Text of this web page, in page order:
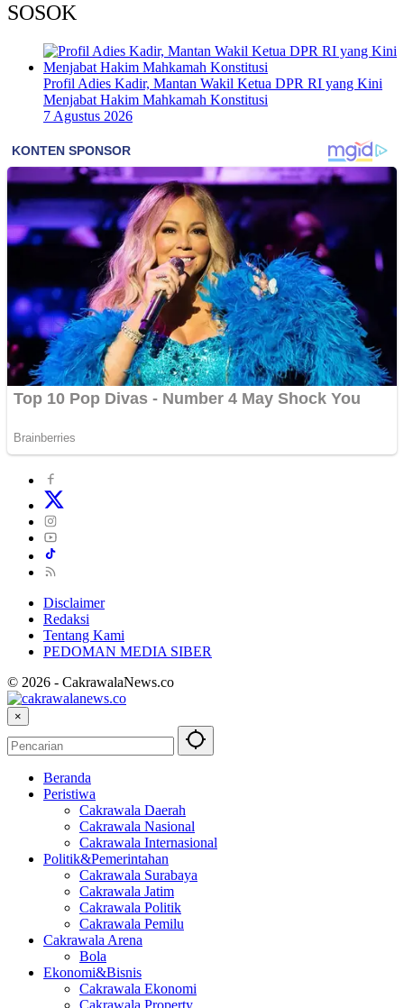
SOSOK
Profil Adies Kadir, Mantan Wakil Ketua DPR RI yang Kini
Menjabat Hakim Mahkamah Konstitusi
7 Agustus 2026
Disclaimer
Redaksi
Tentang Kami
PEDOMAN MEDIA SIBER
© 2026 - CakrawalaNews.co
×
Beranda
Peristiwa
Cakrawala Daerah
Cakrawala Nasional
Cakrawala Internasional
Politik&Pemerintahan
Cakrawala Surabaya
Cakrawala Jatim
Cakrawala Politik
Cakrawala Pemilu
Cakrawala Arena
Bola
Ekonomi&Bisnis
Cakrawala Ekonomi
Cakrawala Property